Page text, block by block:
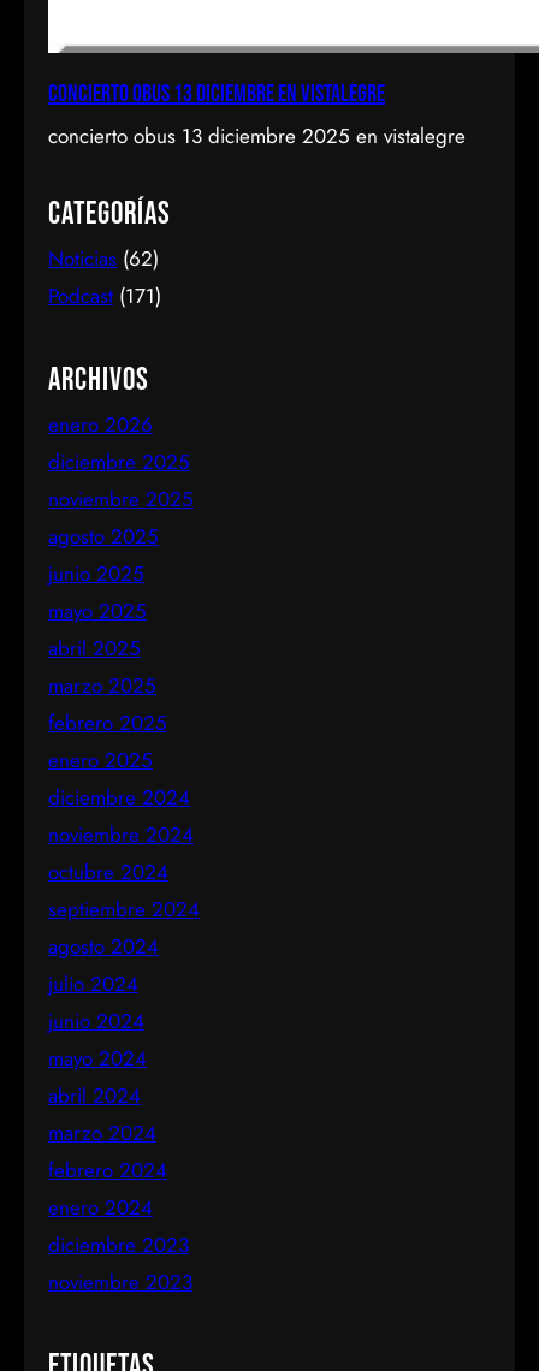
concierto obus 13 diciembre en vistalegre
concierto obus 13 diciembre 2025 en vistalegre
Categorías
Noticias (62)
Podcast (171)
Archivos
enero 2026
diciembre 2025
noviembre 2025
agosto 2025
junio 2025
mayo 2025
abril 2025
marzo 2025
febrero 2025
enero 2025
diciembre 2024
noviembre 2024
octubre 2024
septiembre 2024
agosto 2024
julio 2024
junio 2024
mayo 2024
abril 2024
marzo 2024
febrero 2024
enero 2024
diciembre 2023
noviembre 2023